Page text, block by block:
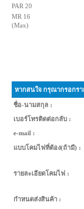
PAR 20 หลอ
MR 16 หลอด
(Max)
หากสนใจ กรุณากรอกร
ชื่อ-นามสกุล :
เบอร์โทรติดต่อกลับ :
e-mail :
แบบโคมไฟที่ต้อง(ถ้ามี) :
รายละเอียดโคมไฟ :
กำหนดส่งสินค้า :